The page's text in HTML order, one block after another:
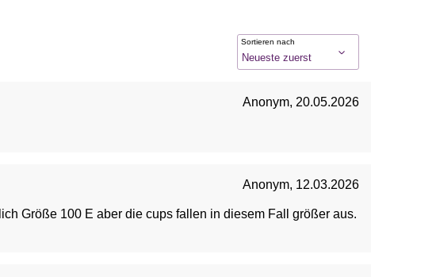
Sortieren nach
Anonym, 20.05.2026
Anonym, 12.03.2026
Größe 100 E aber die cups fallen in diesem Fall größer aus.